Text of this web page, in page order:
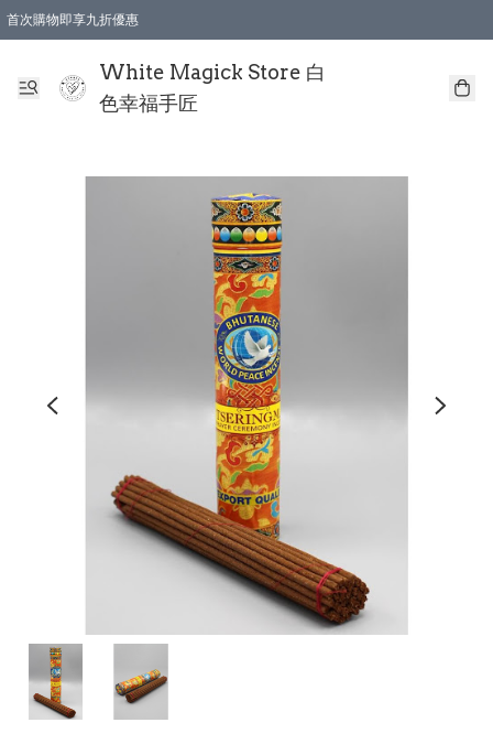
首次購物即享九折優惠
White Magick Store 白
色幸福手匠